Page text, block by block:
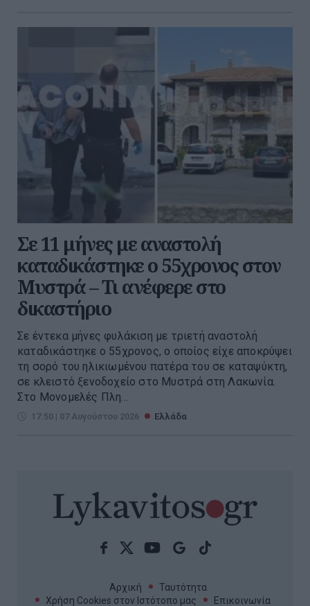
Σε 11 μήνες με αναστολή
καταδικάστηκε ο 55χρονος στον
Μυστρά – Τι ανέφερε στο
δικαστήριο
Σε έντεκα μήνες φυλάκιση με τριετή αναστολή
καταδικάστηκε ο 55χρονος, ο οποίος είχε αποκρύψει
τη σορό του ηλικιωμένου πατέρα του σε καταψύκτη,
σε κλειστό ξενοδοχείο στο Μυστρά στη Λακωνία.
Στο Μονομελές Πλη...
17:50 | 07 Αυγούστου 2026 Ελλάδα
Αρχική
Ταυτότητα
Χρήση Cookies στον Ιστότοπο μας
Επικοινωνία